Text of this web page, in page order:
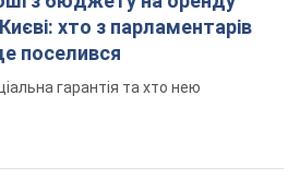
хто з парламентарів
поселився
гарантія та хто нею